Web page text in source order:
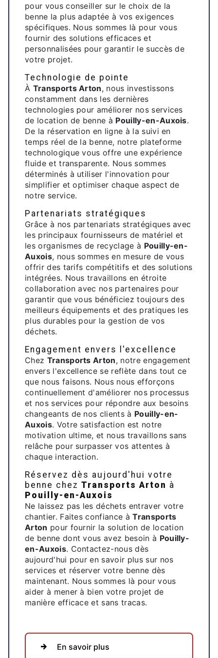
pour vous conseiller sur le choix de la
benne la plus adaptée à vos exigences
spécifiques. Nous sommes là pour vous
fournir des solutions efficaces et
personnalisées pour garantir le succès de
votre projet.
Technologie de pointe
À Transports Arton, nous investissons
constamment dans les dernières
technologies pour améliorer nos services
de location de benne à Pouilly-en-Auxois.
De la réservation en ligne à la suivi en
temps réel de la benne, notre plateforme
technologique vous offre une expérience
fluide et transparente. Nous sommes
déterminés à utiliser l'innovation pour
simplifier et optimiser chaque aspect de
notre service.
Partenariats stratégiques
Grâce à nos partenariats stratégiques avec
les principaux fournisseurs de matériel et
les organismes de recyclage à Pouilly-en-
Auxois, nous sommes en mesure de vous
offrir des tarifs compétitifs et des solutions
intégrées. Nous travaillons en étroite
collaboration avec nos partenaires pour
garantir que vous bénéficiez toujours des
meilleurs équipements et des pratiques les
plus durables pour la gestion de vos
déchets.
Engagement envers l'excellence
Chez Transports Arton, notre engagement
envers l'excellence se reflète dans tout ce
que nous faisons. Nous nous efforçons
continuellement d'améliorer nos processus
et nos services pour répondre aux besoins
changeants de nos clients à Pouilly-en-
Auxois. Votre satisfaction est notre
motivation ultime, et nous travaillons sans
relâche pour surpasser vos attentes à
chaque interaction.
Réservez dès aujourd'hui votre
benne chez Transports Arton à
Pouilly-en-Auxois
Ne laissez pas les déchets entraver votre
chantier. Faites confiance àTransports
Arton pour fournir la solution de location
de benne dont vous avez besoin à Pouilly-
en-Auxois. Contactez-nous dès
aujourd'hui pour en savoir plus sur nos
services et réserver votre benne dès
maintenant. Nous sommes là pour vous
aider à mener à bien votre projet de
manière efficace et sans tracas.
En savoir plus